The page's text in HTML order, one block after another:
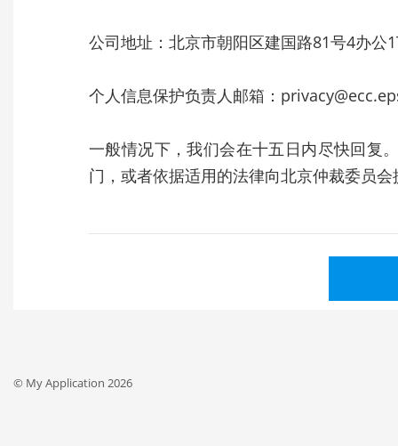
公司地址：北京市朝阳区建国路81号4办公
个人信息保护负责人邮箱：
一般情况下，我们会在十五日内尽快回复
门，或者依据适用的法律向北京仲裁委员
© My Application 2026